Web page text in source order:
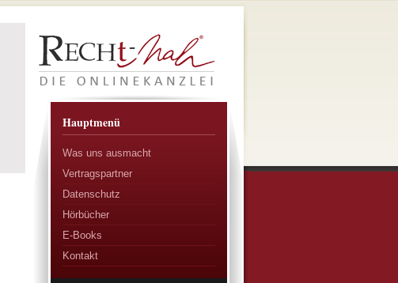
Hauptmenü
Was uns ausmacht
Vertragspartner
Datenschutz
Hörbücher
E-Books
Kontakt